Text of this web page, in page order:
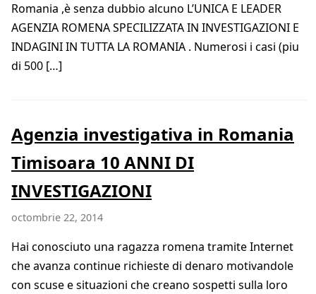
Romania ,è senza dubbio alcuno L’UNICA E LEADER
AGENZIA ROMENA SPECILIZZATA IN INVESTIGAZIONI E
INDAGINI IN TUTTA LA ROMANIA . Numerosi i casi (piu
di 500 […]
Agenzia investigativa in Romania
Timisoara 10 ANNI DI
INVESTIGAZIONI
octombrie 22, 2014
Hai conosciuto una ragazza romena tramite Internet
che avanza continue richieste di denaro motivandole
con scuse e situazioni che creano sospetti sulla loro